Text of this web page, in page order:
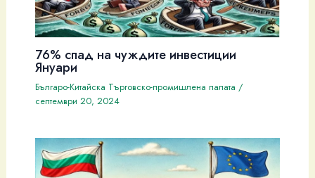
76% спад на чуждите инвестиции
Януари
Българо-Китайска Търговско-промишлена палaта /
септември 20, 2024